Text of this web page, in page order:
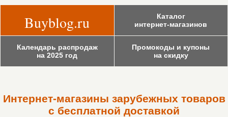
Buyblog.ru
Каталог
интернет-магазинов
Календарь распродаж
на 2025 год
Промокоды и купоны
на скидку
Интернет-магазины зарубежных товаров
с бесплатной доставкой